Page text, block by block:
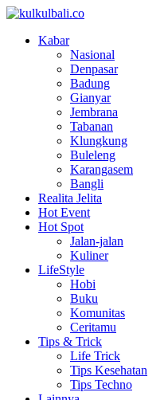
Kabar
Nasional
Denpasar
Badung
Gianyar
Jembrana
Tabanan
Klungkung
Buleleng
Karangasem
Bangli
Realita Jelita
Hot Event
Hot Spot
Jalan-jalan
Kuliner
LifeStyle
Hobi
Buku
Komunitas
Ceritamu
Tips & Trick
Life Trick
Tips Kesehatan
Tips Techno